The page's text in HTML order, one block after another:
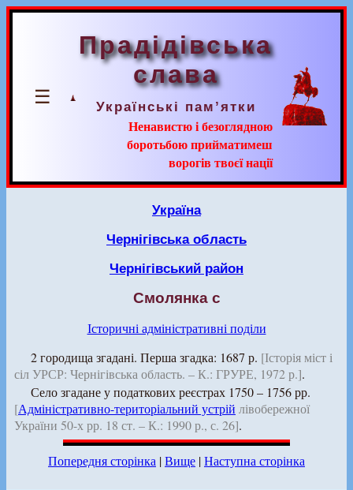
☰
Прадідівська
слава
Українські пам’ятки
Ненавистю і безоглядною
боротьбою прийматимеш
ворогів твоєї нації
Україна
Чернігівська область
Чернігівський район
Смолянка с
Історичні адміністративні поділи
2 городища згадані. Перша згадка: 1687 р. [Історія міст і
сіл УРСР: Чернігівська область. – К.: ГРУРЕ, 1972 р.].
Село згадане у податкових реєстрах 1750 – 1756 рр.
[Адміністративно-територіальний устрій лівобережної
України 50-х рр. 18 ст. – К.: 1990 р., с. 26].
Попередня сторінка |Вище |Наступна сторінка